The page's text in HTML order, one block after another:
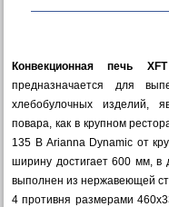
Конвекционная печь
предназначается для
хлебобулочных изделий,
повара, как в крупном
135 В Arianna Dynamic от
ширину достигает 600 мм, в
выполнен из нержавеющей
4 противня размерами